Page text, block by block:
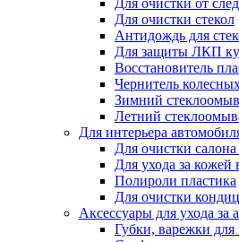
Для очистки стекол
Антидождь для
Для защиты ЛКП
Восстановитель
Чернитель
Зимний
Летний
Для интерьера
Для очистки салона
Для ухода за кожей
Полироли пластика
Для очистки
Аксессуары для ухода за
Губки, варежки